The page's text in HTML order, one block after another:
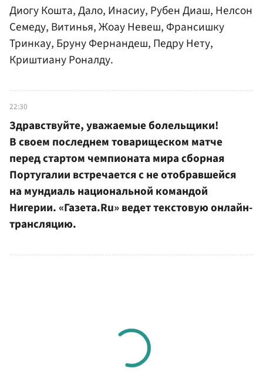
Диогу Кошта, Дало, Инасиу, Рубен Диаш, Нелсон
Семеду, Витинья, Жоау Невеш, Франсишку
Тринкау, Бруну Фернандеш, Педру Нету,
Криштиану Роналду.
22:30
Здравствуйте, уважаемые болельщики!
В своем последнем товарищеском матче
перед стартом чемпионата мира сборная
Португалии встречается с не отобравшейся
на мундиаль национальной командой
Нигерии. «Газета.Ru» ведет текстовую онлайн-
трансляцию.